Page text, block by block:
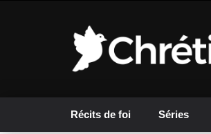
Récits de foi Séries